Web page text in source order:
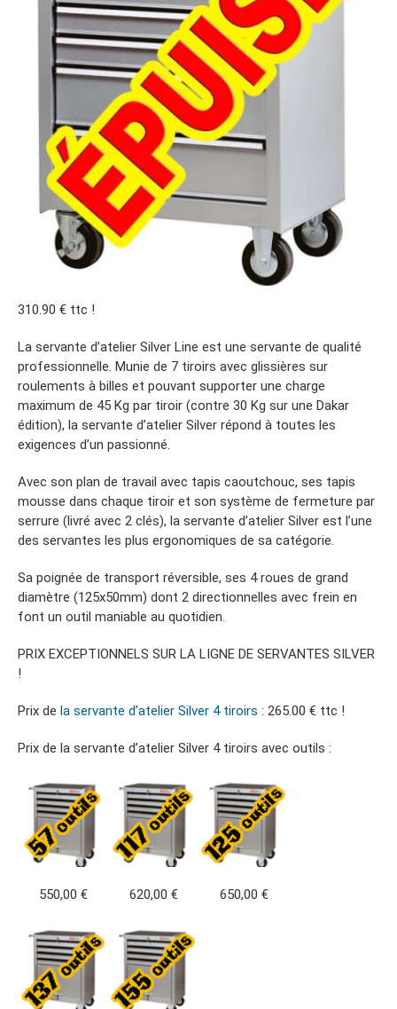
310.90 € ttc !
La servante d’atelier Silver Line est une servante de qualité
professionnelle. Munie de 7 tiroirs avec glissières sur
roulements à billes et pouvant supporter une charge
maximum de 45 Kg par tiroir (contre 30 Kg sur une Dakar
édition), la servante d’atelier Silver répond à toutes les
exigences d’un passionné.
Avec son plan de travail avec tapis caoutchouc, ses tapis
mousse dans chaque tiroir et son système de fermeture par
serrure (livré avec 2 clés), la servante d’atelier Silver est l’une
des servantes les plus ergonomiques de sa catégorie.
Sa poignée de transport réversible, ses 4 roues de grand
diamètre (125x50mm) dont 2 directionnelles avec frein en
font un outil maniable au quotidien.
PRIX EXCEPTIONNELS SUR LA LIGNE DE SERVANTES SILVER
!
Prix de la servante d’atelier Silver 4 tiroirs : 265.00 € ttc !
Prix de la servante d’atelier Silver 4 tiroirs avec outils :
550,00 € 620,00 € 650,00 €